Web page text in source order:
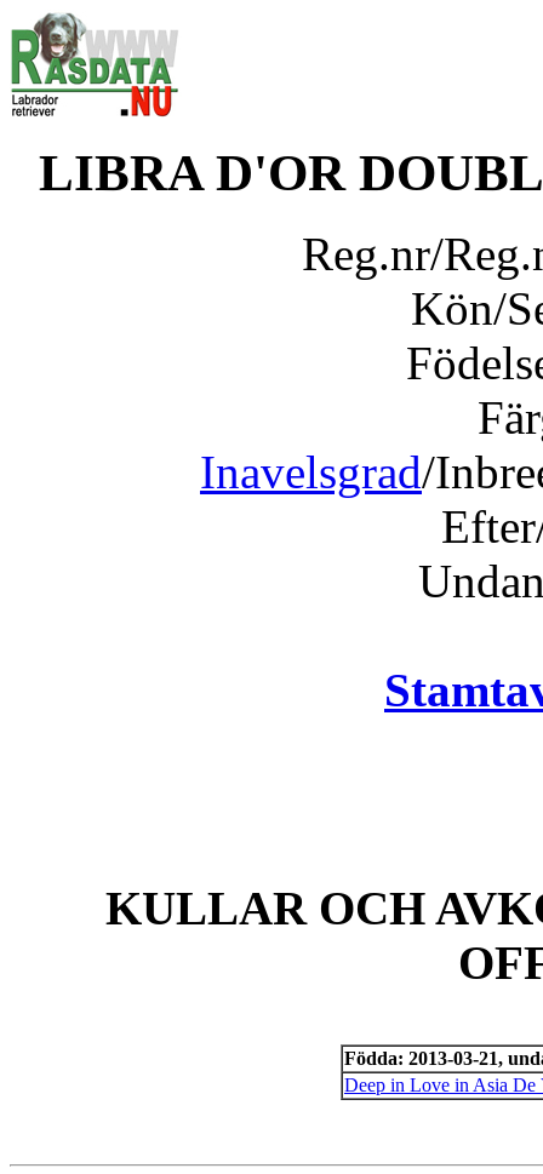
LIBRA D'OR
Reg.nr/
Kön/
Inavelsgrad/
KULLAR OCH
Födda: 2013-03-21,
Deep in Love in Asia De